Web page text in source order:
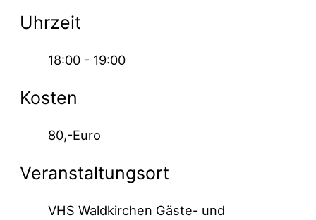
Uhrzeit
18:00 - 19:00
Kosten
80,-Euro
Veranstaltungsort
VHS Waldkirchen Gäste- und